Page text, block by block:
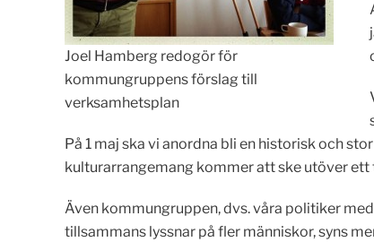
Joel Hamberg redogör för
kommungruppens förslag till
verksamhetsplan
På 1 maj ska vi anordna bli en historisk och
kulturarrangemang kommer att ske utöver
Även kommungruppen, dvs. våra politiker
tillsammans lyssnar på fler människor, syns